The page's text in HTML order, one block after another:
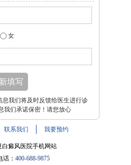
女
息我们将及时反馈给医生进行诊
我们承诺保密！请您放心
联系我们 我要预约
白癜风医院手机网站
话： 400-688-9875